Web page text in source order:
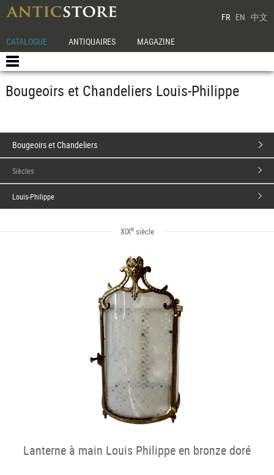
FR EN 中文
CATALOGUE ANTIQUAIRES MAGAZINE
Bougeoirs et Chandeliers Louis-Philippe
Bougeoirs et Chandeliers
Siècles
Louis-Philippe
XIXesiècle
Lanterne à main Louis Philippe en bronze doré